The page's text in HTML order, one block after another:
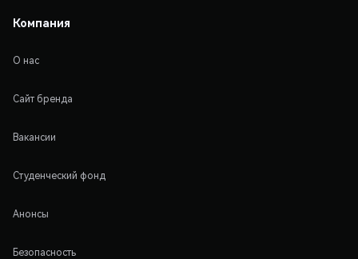
Компания
О нас
Сайт бренда
Вакансии
Студенческий фонд
Анонсы
Безопасность